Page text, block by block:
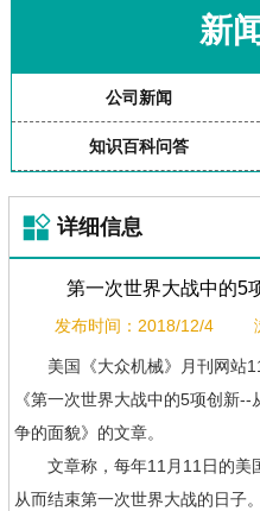
新
公司新闻
知识百科问答
详细信息
第一次世界大战中的5
发布时间：2018/12/4
美国《大众机械》月刊网站
《第一次世界大战中的5项创新
争的面貌》的文章。
文章称，每年11月11日的美
从而结束第一次世界大战的日子